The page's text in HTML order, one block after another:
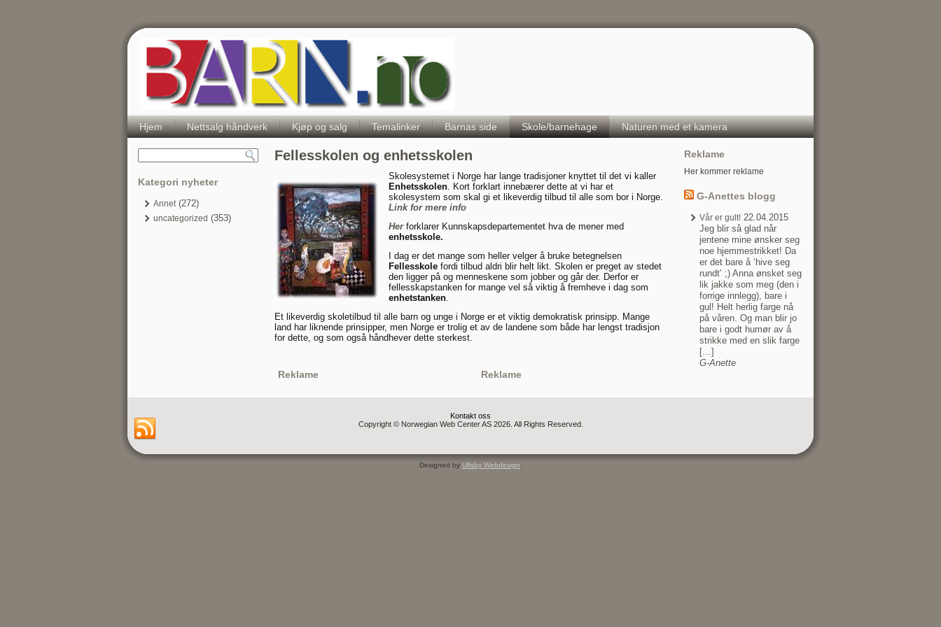
Hjem Nettsalg håndverk Kjøp og salg Temalinker Barnas side Skole/barnehage Naturen med et kamera
Kategori nyheter
Annet(272)
uncategorized (353)
Fellesskolen og enhetsskolen
Skolesystemet i Norge har lange tradisjoner knyttet til det vi kaller
Enhetsskolen. Kort forklart innebærer dette at vi har et
skolesystem som skal gi et likeverdig tilbud til alle som bor i Norge.
Link for mere info
Her forklarer Kunnskapsdepartementet hva de mener med
enhetsskole.
I dag er det mange som heller velger å bruke betegnelsen
Fellesskole fordi tilbud aldri blir helt likt. Skolen er preget av stedet
den ligger på og menneskene som jobber og går der. Derfor er
fellesskapstanken for mange vel så viktig å fremheve i dag som
enhetstanken.
Et likeverdig skoletilbud til alle barn og unge i Norge er et viktig demokratisk prinsipp. Mange
land har liknende prinsipper, men Norge er trolig et av de landene som både har lengst tradisjon
for dette, og som også håndhever dette sterkest.
Reklame Reklame
Reklame
Her kommer reklame
G-Anettes blogg
Vår er gult! 22.04.2015
Jeg blir så glad når
jentene mine ønsker seg
noe hjemmestrikket! Da
er det bare å ‘hive seg
rundt’ ;) Anna ønsket seg
lik jakke som meg (den i
forrige innlegg), bare i
gul! Helt herlig farge nå
på våren. Og man blir jo
bare i godt humør av å
strikke med en slik farge
[…]
G-Anette
Kontakt oss
Copyright © Norwegian Web Center AS 2026. All Rights Reserved.
Designed by Ulfsby Webdesign